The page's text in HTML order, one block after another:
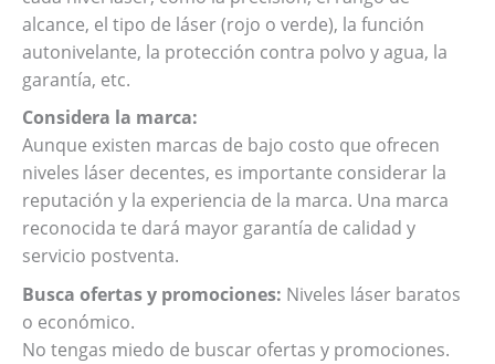
alcance, el tipo de láser (rojo o verde), la función
autonivelante, la protección contra polvo y agua, la
garantía, etc.
Considera la marca:
Aunque existen marcas de bajo costo que ofrecen
niveles láser decentes, es importante considerar la
reputación y la experiencia de la marca. Una marca
reconocida te dará mayor garantía de calidad y
servicio postventa.
Busca ofertas y promociones: Niveles láser baratos
o económico.
No tengas miedo de buscar ofertas y promociones.